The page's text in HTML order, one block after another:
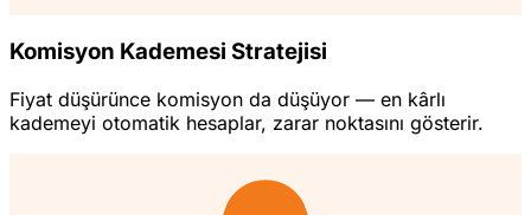
Komisyon Kademesi Stratejisi
Fiyat düşürünce komisyon da düşüyor — en kârlı
kademeyi otomatik hesaplar, zarar noktasını gösterir.